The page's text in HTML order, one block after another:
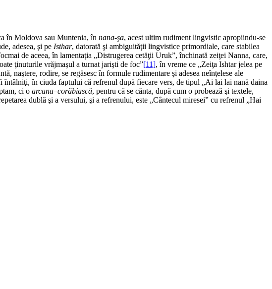
în Moldova sau Muntenia, în nana-şa, acest ultim rudiment lingvistic apropiindu-se
adesea, şi pe Isthar, datorată şi ambiguităţii lingvistice primordiale, care stabilea
de aceea, în lamentaţia „Distrugerea cetăţii Uruk”, închinată zeiţei Nanna, care,
ţinuturile vrăjmaşul a turnat jarişti de foc”[11], în vreme ce „Zeiţa Ishtar jelea pe
naştere, rodire, se regăsesc în formule rudimentare şi adesea neînţelese ale
întâlniţi, în ciuda faptului că refrenul după fiecare vers, de tipul „Ai lai lai nană daina
ci o arcana–corăbiască, pentru că se cânta, după cum o probează şi textele,
dublă şi a versului, şi a refrenului, este „Cântecul miresei” cu refrenul „Hai